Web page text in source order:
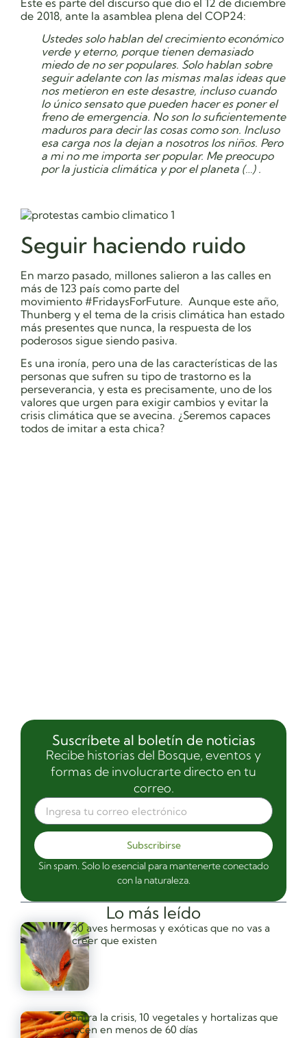
Este es parte del discurso que dio el 12 de diciembre
de 2018, ante la asamblea plena del COP24:
Ustedes solo hablan del crecimiento económico
verde y eterno, porque tienen demasiado
miedo de no ser populares. Solo hablan sobre
seguir adelante con las mismas malas ideas que
nos metieron en este desastre, incluso cuando
lo único sensato que pueden hacer es poner el
freno de emergencia. No son lo suficientemente
maduros para decir las cosas como son. Incluso
esa carga nos la dejan a nosotros los niños. Pero
a mi no me importa ser popular. Me preocupo
por la justicia climática y por el planeta (…) .
Seguir haciendo ruido
En marzo pasado, millones salieron a las calles en
más de 123 país como parte del
movimiento #FridaysForFuture. Aunque este año,
Thunberg y el tema de la crisis climática han estado
más presentes que nunca, la respuesta de los
poderosos sigue siendo pasiva.
Es una ironía, pero una de las características de las
personas que sufren su tipo de trastorno es la
perseverancia, y esta es precisamente, uno de los
valores que urgen para exigir cambios y evitar la
crisis climática que se avecina. ¿Seremos capaces
todos de imitar a esta chica?
Lo más leído
30 aves hermosas y exóticas que no vas a
creer que existen
Contra la crisis, 10 vegetales y hortalizas que
crecen en menos de 60 días
Suscríbete al boletín de noticias
Recibe historias del Bosque, eventos y
formas de involucrarte directo en tu
correo.
Subscribirse
Sin spam. Solo lo esencial para mantenerte conectado
con la naturaleza.